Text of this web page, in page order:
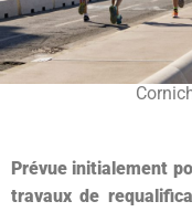
Prévue initialement
travaux de